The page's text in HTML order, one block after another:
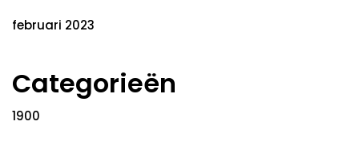
februari 2023
Categorieën
1900